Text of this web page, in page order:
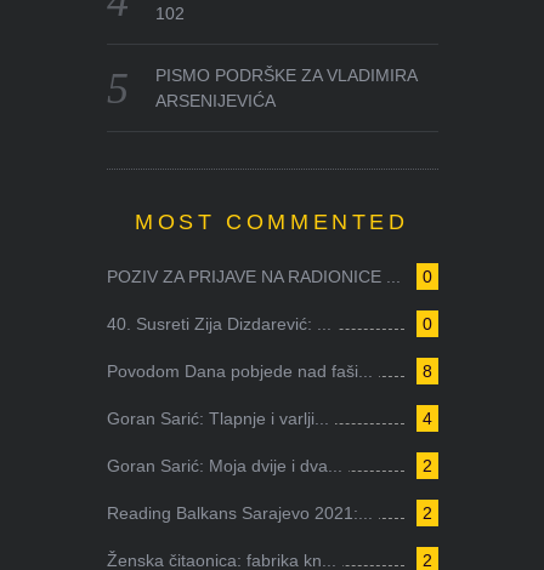
102
PISMO PODRŠKE ZA VLADIMIRA
ARSENIJEVIĆA
MOST COMMENTED
0
POZIV ZA PRIJAVE NA RADIONICE ...
0
40. Susreti Zija Dizdarević: ...
8
Povodom Dana pobjede nad faši...
4
Goran Sarić: Tlapnje i varlji...
2
Goran Sarić: Moja dvije i dva...
2
Reading Balkans Sarajevo 2021:...
2
Ženska čitaonica: fabrika kn...